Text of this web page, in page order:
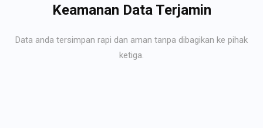
Keamanan Data Terjamin
Data anda tersimpan rapi dan aman tanpa dibagikan ke pihak
ketiga.